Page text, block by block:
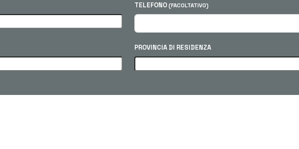
TELEFONO (FACOLTATIVO)
PROVINCIA DI RESIDENZA